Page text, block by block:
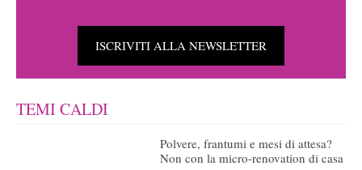
ISCRIVITI ALLA NEWSLETTER
TEMI CALDI
Polvere, frantumi e mesi di attesa?
Non con la micro-renovation di casa